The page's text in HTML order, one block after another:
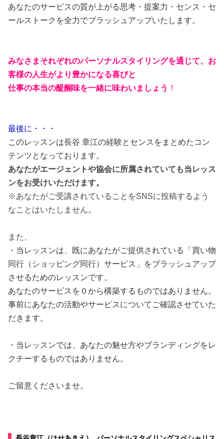
あなたのサービスの質が上がる思考・提案力・センス・セ
ールストークを全力でブラッシュアップいたします。
みなさまそれぞれのパーソナルスタイリングを通じて、お
客様の人生がより豊かになる喜びと
仕事の本当の醍醐味を一緒に味わいましょう ！
最後に・・・
このレッスンは長谷 章江の経験とセンスをまとめたコン
テンツとなっております。
あなたがエージェントや協会に所属されていても当レッス
ンをお受けいただけます。
※あなたがご受講されていることをSNSに投稿するよう
なことはいたしません。
また、
・当レッスンは、既にあなたがご提供されている「買い物
同行（ショッピング同行）サービス」をブラッシュアップ
させるためのレッスンです。
あなたのサービスを０から構築するものではありません。
事前にあなたの活動やサービスについてご確認させていた
だきます。
・当レッスンでは、あなたの魅せ方やブランディングをレ
クチーするものではありません。
ご留意くださいませ。